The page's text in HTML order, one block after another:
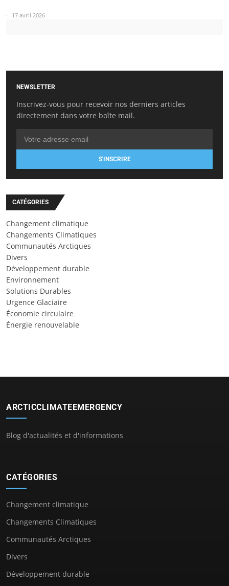
17 avril 2026
NEWSLETTER
Inscrivez-vous pour recevoir nos derniers articles
directement dans votre boîte mail.
S'INSCRIRE
CATÉGORIES
Changement climatique
Changements Climatiques
Communautés Arctiques
Divers
Développement durable
Environnement
Solutions Durables
Urgence Glaciaire
Économie circulaire
Énergie renouvelable
ARCTICCLIMATEEMERGENCY
Blog d'actualités et d'informations
CATÉGORIES
Changement climatique
Changements Climatiques
Communautés Arctiques
Divers
Développement durable